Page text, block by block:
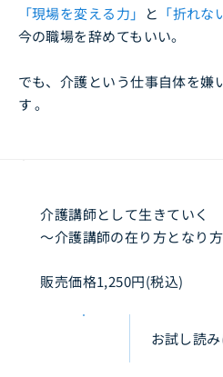
「現場を変える力」
と 「折れな
今の職場を辞めてもいい。
でも、介護という仕事自体を嫌
す 。
介護講師として生きていく
〜介護講師の在り方となり
販売価格1,250円(税込)
お試し読